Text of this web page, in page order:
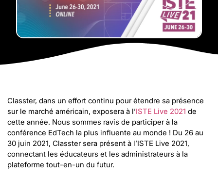
Classter, dans un effort continu pour étendre sa présence
sur le marché américain, exposera à l’ISTE Live 2021 de
cette année. Nous sommes ravis de participer à la
conférence EdTech la plus influente au monde ! Du 26 au
30 juin 2021, Classter sera présent à l’ISTE Live 2021,
connectant les éducateurs et les administrateurs à la
plateforme tout-en-un du futur.